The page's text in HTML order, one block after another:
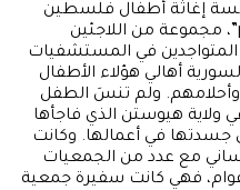
إغاثة أطفال فلسطين
وسوريا" المعروفة اختصاراً بـ "pcrf”، مجموعة من اللاجئين
في المستشفيات
السورية أهالي هؤلاء الأطفال
ولم تنسَ الطفل
ولاية هيوستن الذي فاجأها
في أعمالها. وكانت
مع عدد من الجمعيات
في سوريا منذ أكثر من 7 أعوام، فهي كانت سفيرة جمعية